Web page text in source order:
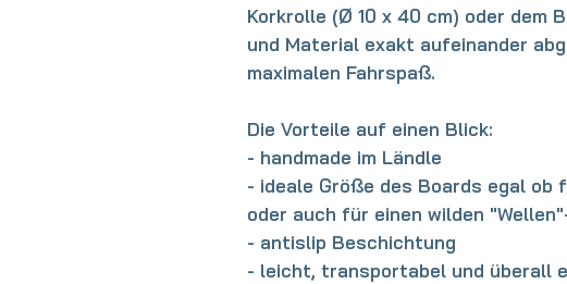
Korkrolle (Ø 10 x 40 cm) oder dem
und Material exakt aufeinander
maximalen Fahrspaß.
Die Vorteile auf einen Blick:
- handmade im Ländle
- ideale Größe des Boards egal ob
oder auch für einen wilden
- antislip Beschichtung
- leicht, transportabel und überall